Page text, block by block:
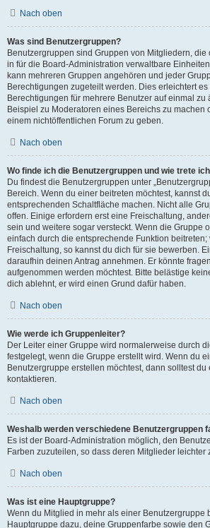
Nach oben
Was sind Benutzergruppen?
Benutzergruppen sind Gruppen von Mitgliedern,
in für die Board-Administration verwaltbare
kann mehreren Gruppen angehören und jeder
Berechtigungen zugeteilt werden. Dies erleichtert
Berechtigungen für mehrere Benutzer auf einmal zu
Beispiel zu Moderatoren eines Bereichs zu machen
einem nichtöffentlichen Forum zu geben.
Nach oben
Wo finde ich die Benutzergruppen und wie trete
Du findest die Benutzergruppen unter
Bereich. Wenn du einer beitreten möchtest, kannst
entsprechenden Schaltfläche machen. Nicht alle
offen. Einige erfordern erst eine Freischaltung,
sein und weitere sogar versteckt. Wenn die Gruppe
einfach durch die entsprechende Funktion
Freischaltung, so kannst du dich für sie bewerben.
daraufhin deinen Antrag annehmen. Er könnte
aufgenommen werden möchtest. Bitte belästige
dich ablehnt, er wird einen Grund dafür haben.
Nach oben
Wie werde ich Gruppenleiter?
Der Leiter einer Gruppe wird normalerweise durch
festgelegt, wenn die Gruppe erstellt wird. Wenn du
Benutzergruppe erstellen möchtest, dann solltest du
kontaktieren.
Nach oben
Weshalb werden verschiedene Benutzergruppen
Es ist der Board-Administration möglich, den
Farben zuzuteilen, so dass deren Mitglieder leichter
Nach oben
Was ist eine Hauptgruppe?
Wenn du Mitglied in mehr als einer Benutzergruppe
Hauptgruppe dazu, deine Gruppenfarbe sowie den